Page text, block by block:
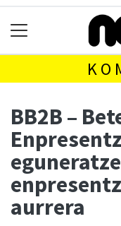
BB2B –
aurrera